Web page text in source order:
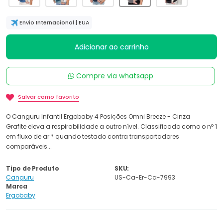
Envio Internacional | EUA
Adicionar ao carrinho
Compre via whatsapp
Salvar como favorito
O Canguru Infantil Ergobaby 4 Posições Omni Breeze - Cinza
Grafite eleva a respirabilidade a outro nível. Classificado como o nº 1
em fluxo de ar * quando testado contra transportadores
comparáveis...
Tipo de Produto
Canguru
Marca
Ergobaby
SKU:
US-Ca-Er-Ca-7993